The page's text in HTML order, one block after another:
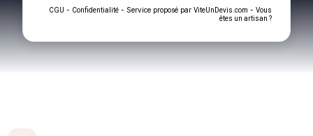
CGU - Confidentialité - Service proposé par ViteUnDevis.com - Vous
êtes un artisan ?